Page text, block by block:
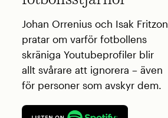
Johan Orrenius och Isak Fritzon
pratar om varför fotbollens
skräniga Youtubeprofiler blir
allt svårare att ignorera – även
för personer som avskyr dem.